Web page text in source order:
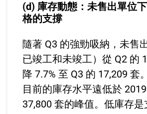
(d) 庫存動態：未售出單位
格的支撐
隨著 Q3 的強勁吸納，未售
已竣工和未竣工）從 Q2 的
降 7.7% 至 Q3 的 17,209 套。
目前的庫存水平遠低於
37,800 套的峰值。低庫存